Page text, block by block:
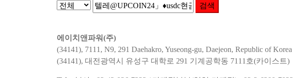
검색
에이치앤파워(주)
(34141), 7111, N9, 291 Daehakro, Yuseong-gu, Daejeon, Republic of Korea
(34141), 대전광역시 유성구 대학로 291 기계공학동 7111호(카이스트)